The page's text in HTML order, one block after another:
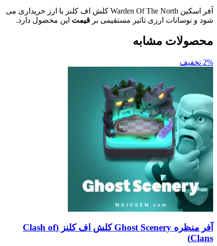
آفر اسکین Warden Of The North کلش اف کلنز با ارز خریداری می
ارزی تاثیر مستقیمی برقیمتاین محصول دارد.
مشابه
آفر منظره Ghost Scenery کلش اف کلنز (Clash of